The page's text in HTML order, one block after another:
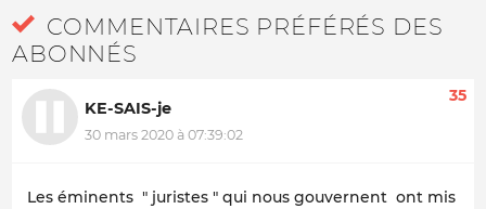
COMMENTAIRES PRÉFÉRÉS DES
ABONNÉS
KE-SAIS-je
30 mars 2020 à 07:39:02
35
Les éminents " juristes " qui nous gouvernent ont mis